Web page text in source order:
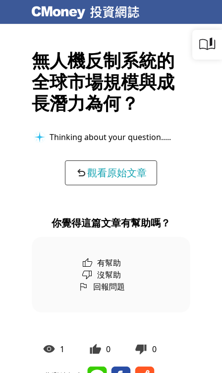
無人機反制系統的
全球市場規模與成
長潛力為何？
Thinking about your question...
觀看原始文章
你覺得這篇文章有幫助嗎？
有幫助
沒幫助
回報問題
1 0 0